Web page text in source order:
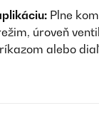
Plne
úroveň
alebo